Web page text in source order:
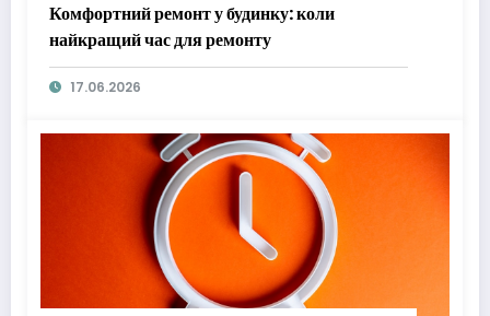
Комфортний ремонт у будинку: коли
найкращий час для ремонту
17.06.2026